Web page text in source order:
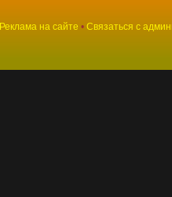
Реклама на сайте • Связаться с